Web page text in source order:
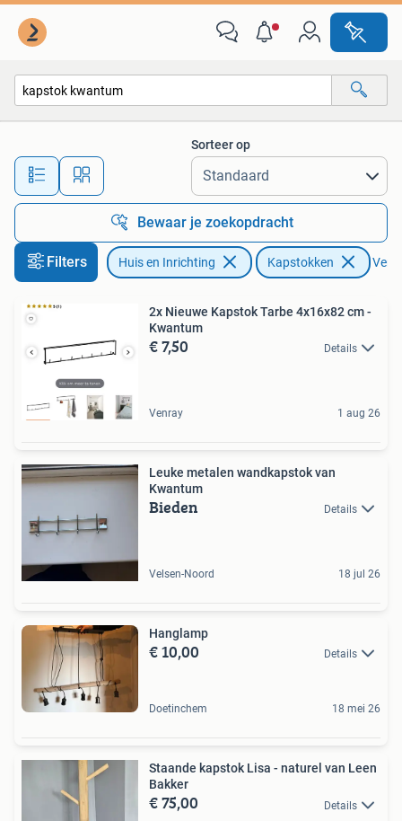
Alle afstanden…
Sorteer op
Bewaar je zoekopdracht
Filters Huis en Inrichting Kapstokken
2x Nieuwe Kapstok Tarbe 4x16x82 cm -
Kwantum
€ 7,50 Details
Venray 1 aug 26
Leuke metalen wandkapstok van
Kwantum
Bieden Details
Velsen-Noord 18 jul 26
Hanglamp
€ 10,00 Details
Doetinchem 18 mei 26
Staande kapstok Lisa - naturel van Leen
Bakker
€ 75,00 Details